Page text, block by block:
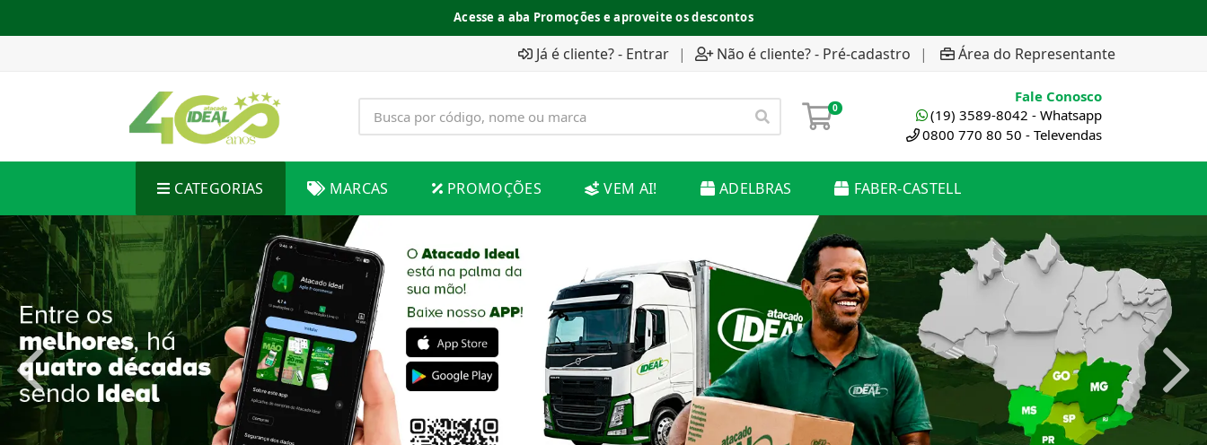
Acesse a aba Promoções e aproveite os descontos
Já é cliente? - Entrar | Não é cliente? - Pré-cadastro | Área do Representante
0
Fale Conosco
(19) 3589-8042 - Whatsapp
0800 770 80 50 - Televendas
CATEGORIAS MARCAS PROMOÇÕES VEM AI! ADELBRAS FABER-CASTELL